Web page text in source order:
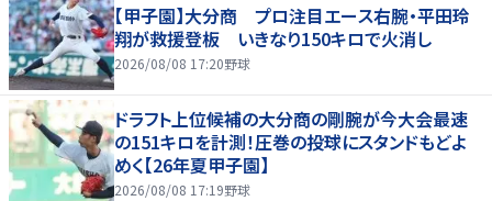
【甲子園】大分商 プロ注目エース右腕・平田玲
翔が救援登板 いきなり150キロで火消し
2026/08/08 17:20野球
ドラフト上位候補の大分商の剛腕が今大会最速
の151キロを計測！圧巻の投球にスタンドもどよ
めく【26年夏甲子園】
2026/08/08 17:19野球